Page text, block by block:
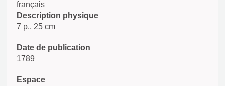
français
Description physique
7 p.. 25 cm
Date de publication
1789
Espace